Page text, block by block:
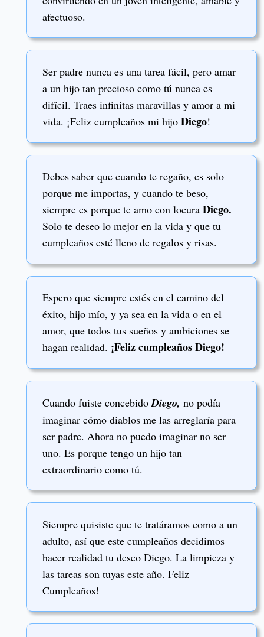
afectuoso.
Ser padre nunca es una tarea fácil, pero amar
a un hijo tan precioso como tú nunca es
difícil. Traes infinitas maravillas y amor a mi
vida. ¡Feliz cumpleaños mi hijo Diego!
Debes saber que cuando te regaño, es solo
porque me importas, y cuando te beso,
siempre es porque te amo con locura Diego.
Solo te deseo lo mejor en la vida y que tu
cumpleaños esté lleno de regalos y risas.
Espero que siempre estés en el camino del
éxito, hijo mío, y ya sea en la vida o en el
amor, que todos tus sueños y ambiciones se
hagan realidad. ¡Feliz cumpleaños Diego!
Cuando fuiste concebido Diego, no podía
imaginar cómo diablos me las arreglaría para
ser padre. Ahora no puedo imaginar no ser
uno. Es porque tengo un hijo tan
extraordinario como tú.
Siempre quisiste que te tratáramos como a un
adulto, así que este cumpleaños decidimos
hacer realidad tu deseo Diego. La limpieza y
las tareas son tuyas este año. Feliz
Cumpleaños!